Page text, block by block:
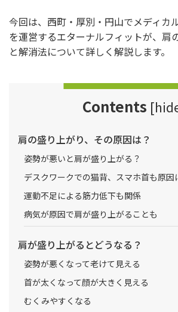
今回は、西町・厚別・円山でメディカ
を運営するエターナルフィットが、肩
と解消法について詳しく解説します。
Contents [
肩の盛り上がり、その原因は？
姿勢が悪いと肩が盛り上がる？
デスクワークでの猫背、スマホ首も原因
運動不足による筋力低下も関係
病気が原因で肩が盛り上がることも
肩が盛り上がるとどうなる？
姿勢が悪くなって老けて見える
首が太くなって顔が大きく見える
むくみやすくなる